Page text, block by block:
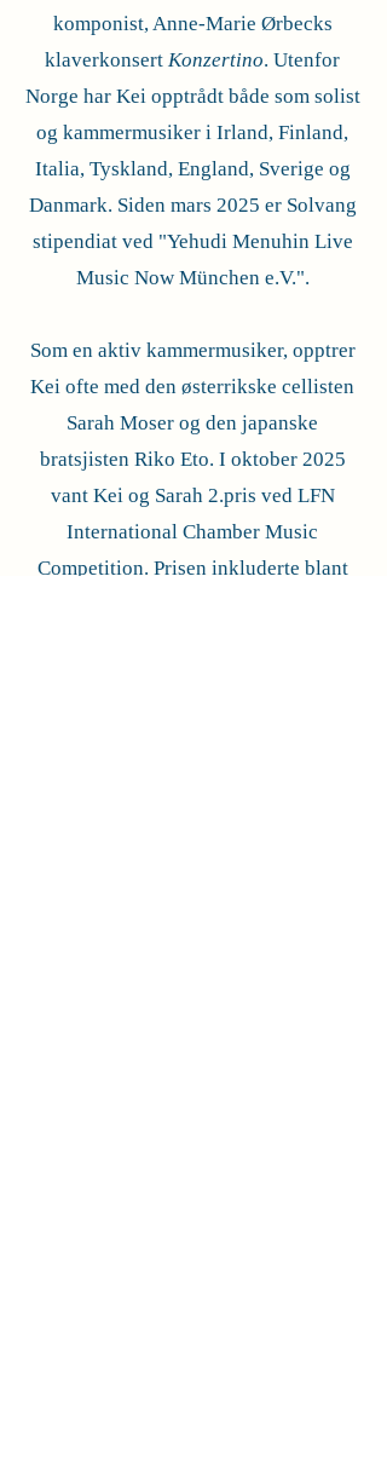
komponist, Anne-Marie Ørbecks
klaverkonsert Konzertino. Utenfor
Norge har Kei opptrådt både som solist
og kammermusiker i Irland, Finland,
Italia, Tyskland, England, Sverige og
Danmark. Siden mars 2025 er Solvang
stipendiat ved "Yehudi Menuhin Live
Music Now München e.V.".
Som en aktiv kammermusiker, opptrer
Kei ofte med den østerrikske cellisten
Sarah Moser og den japanske
bratsjisten Riko Eto. I oktober 2025
vant Kei og Sarah 2.pris ved LFN
International Chamber Music
Competition. Prisen inkluderte blant